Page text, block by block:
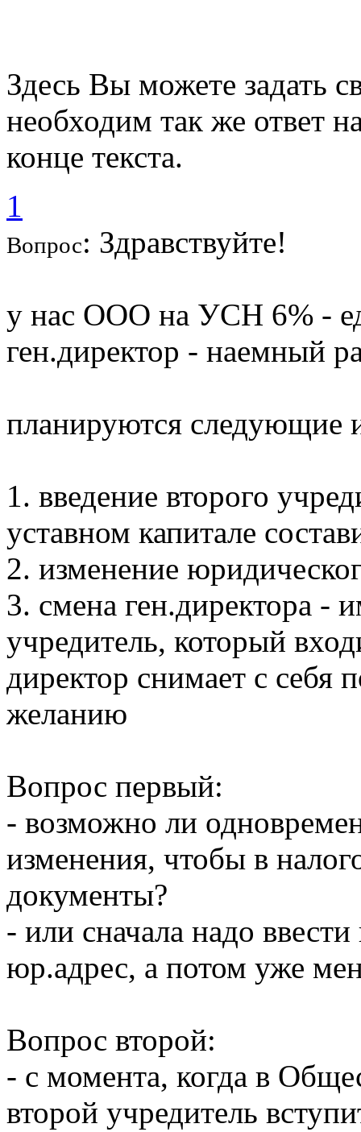
Здесь Вы можете задать
необходим так же ответ
конце текста.
1
Вопрос: Здравствуйте!
у нас ООО на УСН 6% -
ген.директор - наемный
планируются следующие
1. введение второго
уставном капитале
2. изменение
3. смена ген.директора -
учредитель, который
директор снимает с себя
желанию
Вопрос первый:
- возможно ли
изменения, чтобы в
документы?
- или сначала надо
юр.адрес, а потом уже
Вопрос второй:
- с момента, когда в
второй учредитель